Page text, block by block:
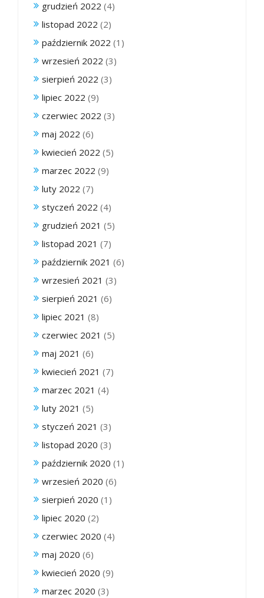
grudzień 2022 (4)
listopad 2022 (2)
październik 2022 (1)
wrzesień 2022 (3)
sierpień 2022 (3)
lipiec 2022 (9)
czerwiec 2022 (3)
maj 2022 (6)
kwiecień 2022 (5)
marzec 2022 (9)
luty 2022 (7)
styczeń 2022 (4)
grudzień 2021 (5)
listopad 2021 (7)
październik 2021 (6)
wrzesień 2021 (3)
sierpień 2021 (6)
lipiec 2021 (8)
czerwiec 2021 (5)
maj 2021 (6)
kwiecień 2021 (7)
marzec 2021 (4)
luty 2021 (5)
styczeń 2021 (3)
listopad 2020 (3)
październik 2020 (1)
wrzesień 2020 (6)
sierpień 2020 (1)
lipiec 2020 (2)
czerwiec 2020 (4)
maj 2020 (6)
kwiecień 2020 (9)
marzec 2020 (3)